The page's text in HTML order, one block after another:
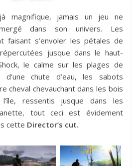
magnifique, jamais un jeu ne
dans son univers. Les
faisant s’envoler les pétales de
jusque dans le haut-
le calme sur les plages de
chute d’eau, les sabots
cheval chevauchant dans les bois
ressentis jusque dans les
tout ceci est évidement
cette Director’s cut.